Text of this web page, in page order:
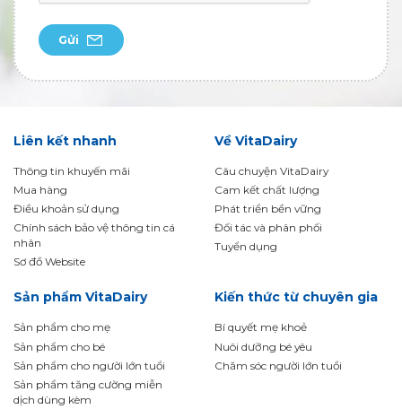
Gửi
Liên kết nhanh
Thông tin khuyến mãi
Mua hàng
Điều khoản sử dụng
Chính sách bảo vệ thông tin cá
nhân
Sơ đồ Website
Về VitaDairy
Câu chuyện VitaDairy
Cam kết chất lượng
Phát triển bền vững
Đối tác và phân phối
Tuyển dụng
Sản phẩm VitaDairy
Sản phẩm cho mẹ
Sản phẩm cho bé
Sản phẩm cho người lớn tuổi
Sản phẩm tăng cường miễn
dịch dùng kèm
Kiến thức từ chuyên gia
Bí quyết mẹ khoẻ
Nuôi dưỡng bé yêu
Chăm sóc người lớn tuổi